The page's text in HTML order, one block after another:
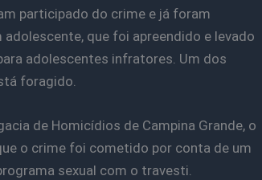
participado do crime e já foram
que foi apreendido e levado
adolescentes infratores. Um dos
foragido.
de Homicídios de Campina Grande, o
o crime foi cometido por conta de um
sexual com o travesti.